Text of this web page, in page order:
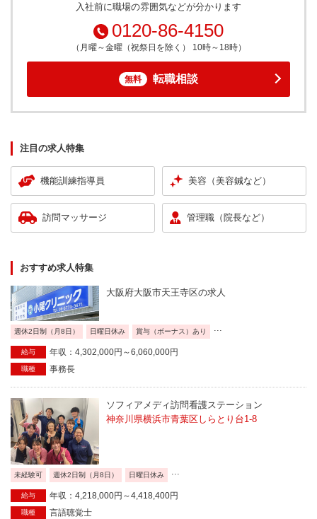
入社前に職場の雰囲気などが分かります
0120-86-4150
（月曜～金曜（祝祭日を除く） 10時～18時）
無料 転職相談
注目の求人特集
機能訓練指導員 美容（美容鍼など）
訪問マッサージ 管理職（院長など）
おすすめ求人特集
大阪府大阪市天王寺区の求人
週休2日制（月8日） 日曜日休み 賞与（ボーナス）あり ...
給与 年収：4,302,000円～6,060,000円
職種 事務長
ソフィアメディ訪問看護ステーション
神奈川県横浜市青葉区しらとり台1-8
未経験可 週休2日制（月8日） 日曜日休み ...
給与 年収：4,218,000円～4,418,400円
職種 言語聴覚士